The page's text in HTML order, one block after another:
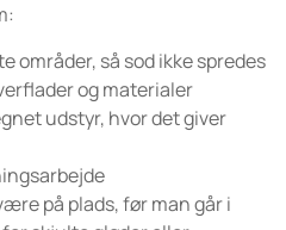
så sod ikke spredes
og materialer
udstyr, hvor det giver
på plads, før man går i